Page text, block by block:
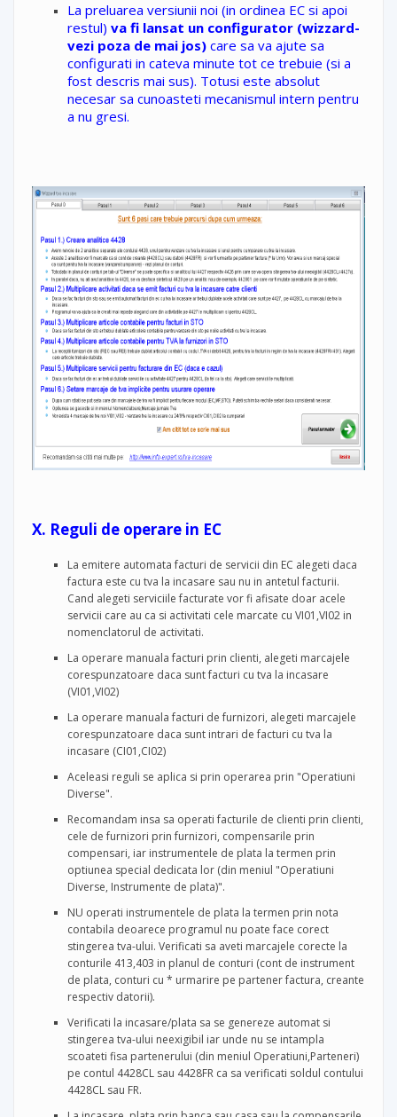
La preluarea versiunii noi (in ordinea EC si apoi
restul) va fi lansat un configurator (wizzard-
vezi poza de mai jos) care sa va ajute sa
configurati in cateva minute tot ce trebuie (si a
fost descris mai sus). Totusi este absolut
necesar sa cunoasteti mecanismul intern pentru
a nu gresi.
X. Reguli de operare in EC
La emitere automata facturi de servicii din EC alegeti daca
factura este cu tva la incasare sau nu in antetul facturii.
Cand alegeti serviciile facturate vor fi afisate doar acele
servicii care au ca si activitati cele marcate cu VI01,VI02 in
nomenclatorul de activitati.
La operare manuala facturi prin clienti, alegeti marcajele
corespunzatoare daca sunt facturi cu tva la incasare
(VI01,VI02)
La operare manuala facturi de furnizori, alegeti marcajele
corespunzatoare daca sunt intrari de facturi cu tva la
incasare (CI01,CI02)
Aceleasi reguli se aplica si prin operarea prin "Operatiuni
Diverse".
Recomandam insa sa operati facturile de clienti prin clienti,
cele de furnizori prin furnizori, compensarile prin
compensari, iar instrumentele de plata la termen prin
optiunea special dedicata lor (din meniul "Operatiuni
Diverse, Instrumente de plata)".
NU operati instrumentele de plata la termen prin nota
contabila deoarece programul nu poate face corect
stingerea tva-ului. Verificati sa aveti marcajele corecte la
conturile 413,403 in planul de conturi (cont de instrument
de plata, conturi cu * urmarire pe partener factura, creante
respectiv datorii).
Verificati la incasare/plata sa se genereze automat si
stingerea tva-ului neexigibil iar unde nu se intampla
scoateti fisa partenerului (din meniul Operatiuni,Parteneri)
pe contul 4428CL sau 4428FR ca sa verificati soldul contului
4428CL sau FR.